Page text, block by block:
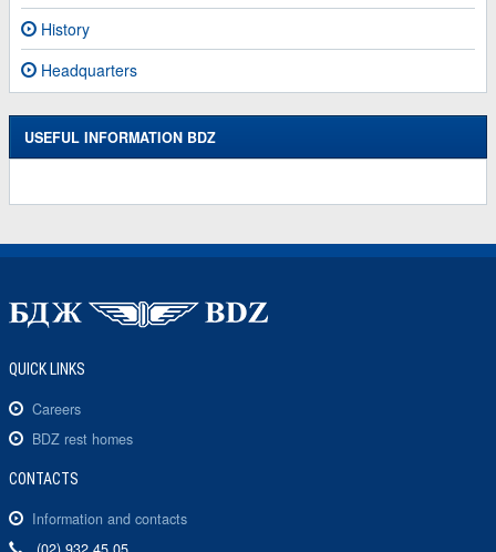
History
Headquarters
USEFUL INFORMATION BDZ
QUICK LINKS
Careers
BDZ rest homes
CONTACTS
Information and contacts